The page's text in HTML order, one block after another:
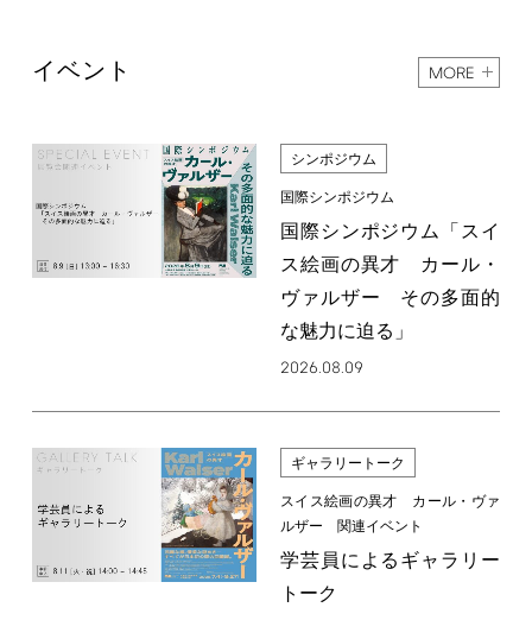
イベント MORE
シンポジウム
国際シンポジウム
国際シンポジウム「スイ
ス絵画の異才 カール・
ヴァルザー その多面的
な魅力に迫る」
2026.08.09
ギャラリートーク
スイス絵画の異才 カール・ヴァ
ルザー 関連イベント
学芸員によるギャラリー
トーク